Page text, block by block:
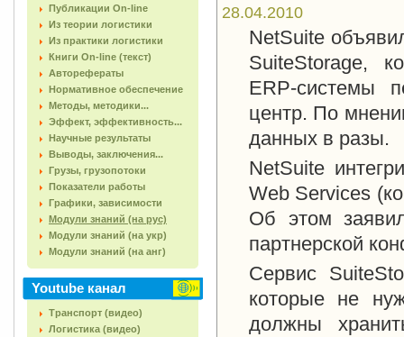
Публикации On-line
Из теории логистики
Из практики логистики
Книги On-line (текст)
Авторефераты
Нормативное обеспечение
Методы, методики...
Эффект, эффективность...
Научные результаты
Выводы, заключения...
Грузы, грузопотоки
Показатели работы
Графики, зависимости
Модули знаний (на рус)
Модули знаний (на укр)
Модули знаний (на анг)
Youtube канал
Транспорт (видео)
Логистика (видео)
28.04.2010
NetSuite
SuiteStorage,
ERP-системы
центр. По
данных в разы.
NetSuite
Web Services
Об этом
партнерской
Сервис
которые не
должны